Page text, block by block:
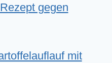
gegen
mit